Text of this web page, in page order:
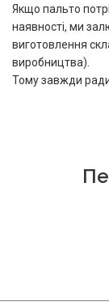
Якщо пальто
наявності, ми
виготовлення
виробництва).
Тому завжди